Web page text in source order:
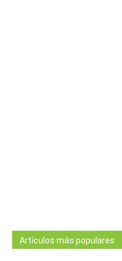
Artículos más populares